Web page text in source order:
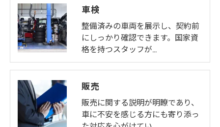
車検
整備済みの車両を展示し、契約前
にしっかり確認できます。国家資
格を持つスタッフが…
販売
販売に関する説明が明瞭であり、
車に不安を感じる方にも寄り添っ